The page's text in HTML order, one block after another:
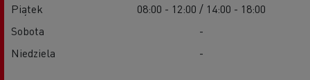
Piątek
08:00 - 12:00 / 14:00 - 18:00
Sobota
-
Niedziela
-